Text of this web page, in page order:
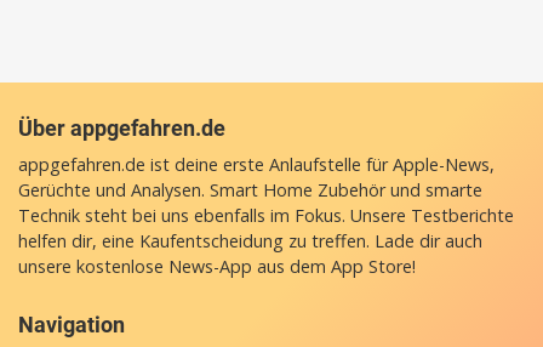
Über appgefahren.de
appgefahren.de ist deine erste Anlaufstelle für Apple-News,
Gerüchte und Analysen. Smart Home Zubehör und smarte
Technik steht bei uns ebenfalls im Fokus. Unsere Testberichte
helfen dir, eine Kaufentscheidung zu treffen. Lade dir auch
unsere kostenlose News-App aus dem App Store!
Navigation